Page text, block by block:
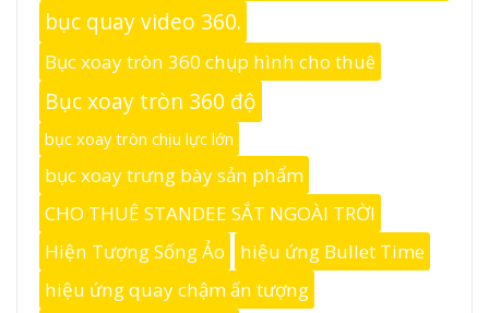
bục quay video 360.
Bục xoay tròn 360 chụp hình cho thuê
Bục xoay tròn 360 độ
bục xoay tròn chịu lực lớn
bục xoay trưng bày sản phẩm
CHO THUÊ STANDEE SẮT NGOÀI TRỜI
Hiện Tượng Sống Ảo
hiệu ứng Bullet Time
hiệu ứng quay chậm ấn tượng